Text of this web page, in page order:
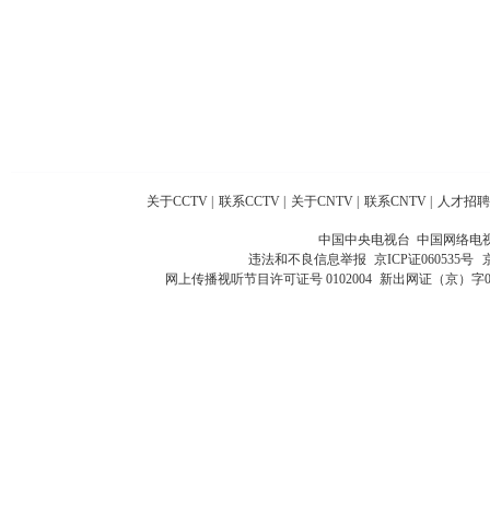
关于CCTV 联系CCTV 关于CNTV 联系CNTV 人才招聘
中国中央电视台 中国网络电
违法和不良信息举报 京ICP证060535号
网上传播视听节目许可证号 0102004 新出网证（京）